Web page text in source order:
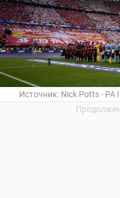
Источник: Nick Potts - PA